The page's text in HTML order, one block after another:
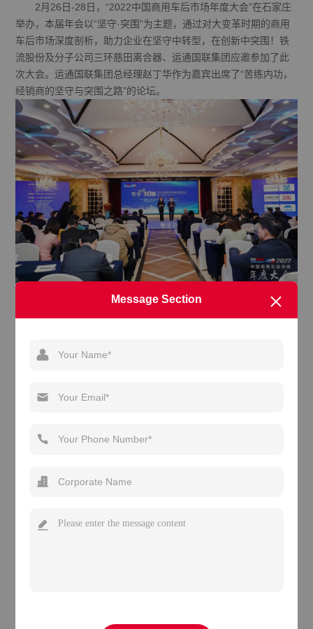
2月26日-28日，“2022中国商用车后市场年度大会”在石家庄
举办，本届年会以“坚守·突围”为主题，通过对大变革时期的商用
车后市场深度剖析，助力企业在坚守中转型，在创新中突围！铁
流股份及分子公司三环慈田离合器、运通国联集团应邀参加了此
次大会。运通国联集团总经理赵丁华作为嘉宾出席了“苦练内功，
经销商的坚守与突围之路”的论坛。
铁流离合器、三环慈田离合器、运通四方凭借在商用车后市
与诠释。
Message Section